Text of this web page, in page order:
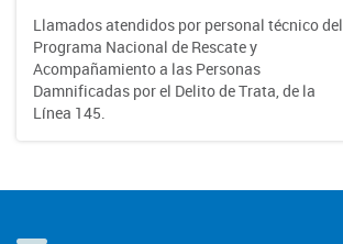
Llamados atendidos por personal técnico del
Programa Nacional de Rescate y
Acompañamiento a las Personas
Damnificadas por el Delito de Trata, de la
Línea 145.